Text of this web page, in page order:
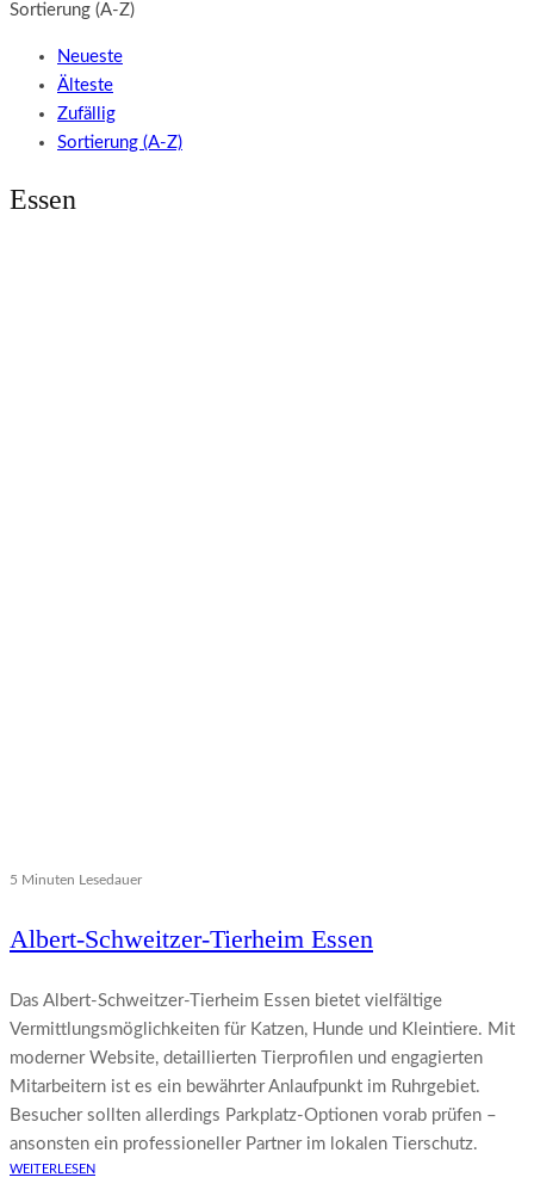
Sortierung (A-Z)
Neueste
Älteste
Zufällig
Sortierung (A-Z)
Essen
5 Minuten Lesedauer
Albert-Schweitzer-Tierheim Essen
Das Albert‑Schweitzer‑Tierheim Essen bietet vielfältige
Vermittlungsmöglichkeiten für Katzen, Hunde und Kleintiere. Mit
moderner Website, detaillierten Tierprofilen und engagierten
Mitarbeitern ist es ein bewährter Anlaufpunkt im Ruhrgebiet.
Besucher sollten allerdings Parkplatz-Optionen vorab prüfen –
ansonsten ein professioneller Partner im lokalen Tierschutz.
WEITERLESEN